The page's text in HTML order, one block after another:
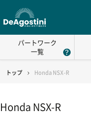
パートワーク
一覧
トップ Honda NSX-R
Honda NSX-R